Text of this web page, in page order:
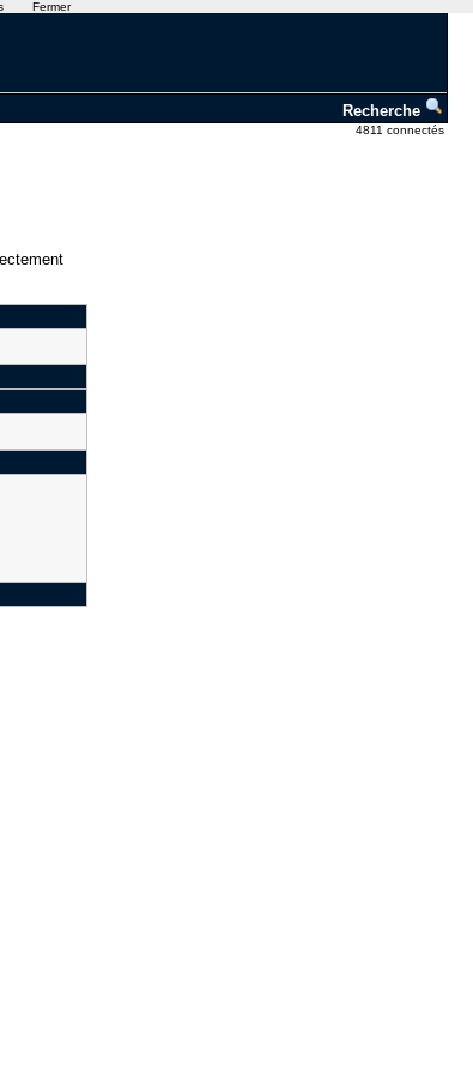
Recherche
4811 connectés
Fermer